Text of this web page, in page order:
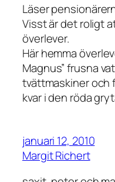
Läser
Visst är det roligt
överlever.
Här hemma
Magnus” frusna
tvättmaskiner och
kvar i den röda
januari 12, 2010
Margit Richert